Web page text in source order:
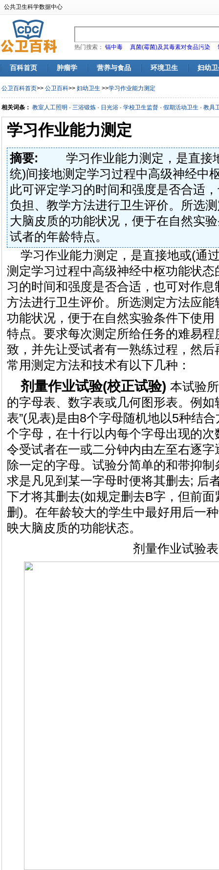
公共卫生科学数据中心
热门搜索： 镉中毒 真菌(霉菌)及其毒素对食品污染
百科首页 肿瘤学 营养与食品 环境卫生 妇幼
公卫百科首页>> 公卫百科>> 妇幼卫生 >>学习作业能力测定
相关词条： 教室人工照明 · 三浴锻炼 · 日光浴 · 学校卫生监督 · 假期活动卫生 · 教具
学习作业能力测定
摘要: 学习作业能力测定，是直接
统)间接地测定学习过程中高级神经中
此可评定学习的时间和强度是否合适
负担、教学方法进行卫生评价。所选
大脑皮质的功能状况，便于在自然实
试者的年龄特点。
学习作业能力测定，是直接地或(通
测定学习过程中高级神经中枢功能状
习的时间和强度是否合适，也可对作
方法进行卫生评价。所选测定方法应
功能状况，便于在自然实验条件下使
特点。要求每次测定所给任务的难易
致，并先让受试者有一熟练过程，然
常用测定方法和技术有以下几种：
剂量作业试验(校正试验) 本试验
的字母表、数字表或几何图形表。例如
表”(见表)是由8个字母随机地以5种结
个字母，在十行以内每个字母出现的
令受试者在一或二分钟内由左至右逐
除一定的字母。试验分简单的和带抑
求是凡见到某一字母时便将其删去; 后
下才将其删去(如规定删去B字，但前
删)。在年龄较大的学生中最好用后一
映大脑皮质的功能状态。
剂量作业试验表